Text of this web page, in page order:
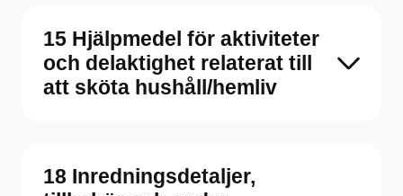
15 Hjälpmedel för aktiviteter
och delaktighet relaterat till
att sköta hushåll/hemliv
18 Inredningsdetaljer,